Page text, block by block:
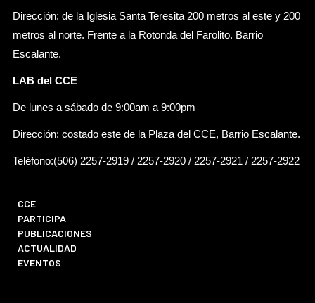
Dirección: de la Iglesia Santa Teresita 200 metros al este y 200
metros al norte. Frente a la Rotonda del Farolito. Barrio
Escalante.
LAB del CCE
De lunes a sábado de 9:00am a 9:00pm
Dirección: costado este de la Plaza del CCE, Barrio Escalante.
Teléfono:(506) 2257-2919 / 2257-2920 / 2257-2921 / 2257-2922
CCE
PARTICIPA
PUBLICACIONES
ACTUALIDAD
EVENTOS